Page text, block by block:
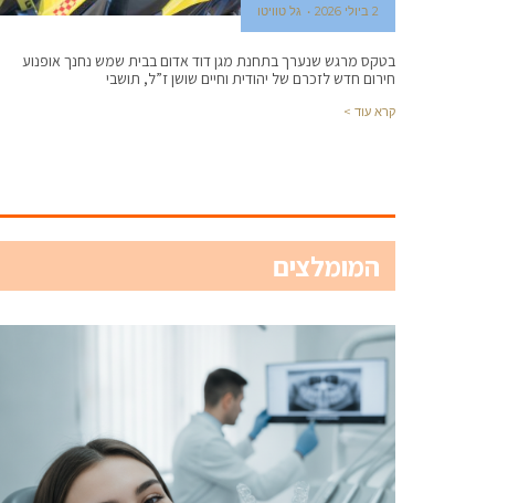
2 ביולי 2026 גל טוויטו
בטקס מרגש שנערך בתחנת מגן דוד אדום בבית שמש נחנך אופנוע
חירום חדש לזכרם של יהודית וחיים שושן ז”ל, תושבי
קרא עוד >
המומלצים